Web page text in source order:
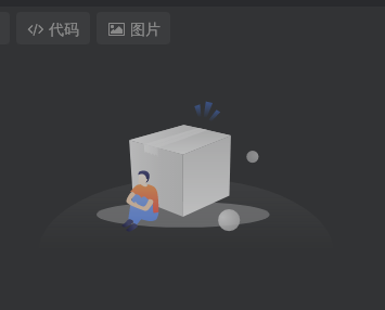
代码 图片